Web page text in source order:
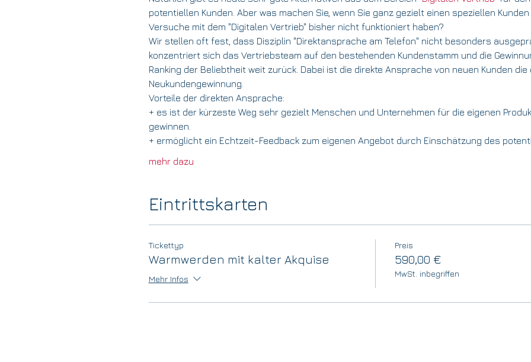
potentiellen Kunden. Aber was machen Sie, wenn Sie ganz gezielt einen speziellen
Versuche mit dem "Digitalen Vertrieb" bisher nicht funktioniert haben?
Wir stellen oft fest, dass Disziplin "Direktansprache am Telefon" nicht besonders
konzentriert sich das Vertriebsteam auf den bestehenden Kundenstamm und die
Ranking der Beliebtheit weit zurück. Dabei ist die direkte Ansprache von neuen Kunden
Neukundengewinnung.
Vorteile der direkten Ansprache:
+ es ist der kürzeste Weg sehr gezielt Menschen und Unternehmen für die eigenen
gewinnen.
+ ermöglicht ein Echtzeit-Feedback zum eigenen Angebot durch Einschätzung des
mehr dazu
Eintrittskarten
Tickettyp
Warmwerden mit kalter Akquise
Mehr Infos
Preis
590,00 €
MwSt. inbegriffen